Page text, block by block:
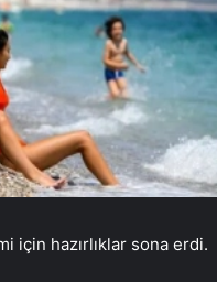
için hazırlıklar sona erdi.